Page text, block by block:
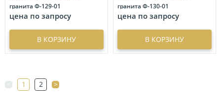
гранита Ф-129-01
цена по запросу
В КОРЗИНУ
гранита Ф-130-01
цена по запросу
В КОРЗИНУ
1 2 >